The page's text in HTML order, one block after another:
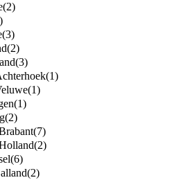
(2)
(3)
(2)
(3)
(1)
(1)
(1)
(2)
(7)
(2)
(6)
(2)